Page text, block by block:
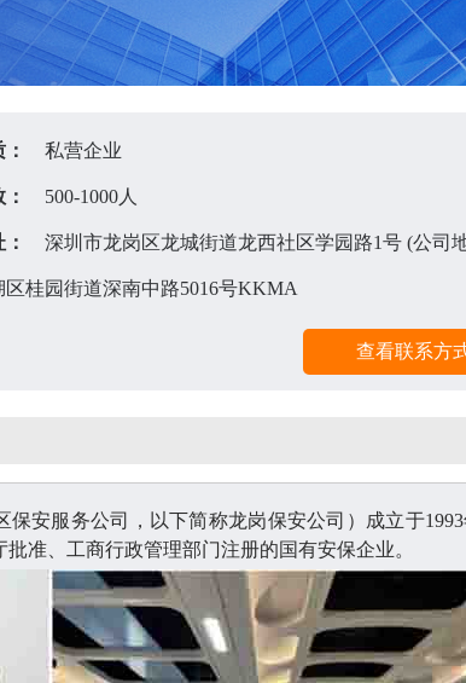
私营企业
500-1000人
深圳市龙岗区龙城街道龙西社区学园路1号 (公司
区桂园街道深南中路5016号KKMA
安服务公司，以下简称龙岗保安公司）成立于
准、工商行政管理部门注册的国有安保企业。